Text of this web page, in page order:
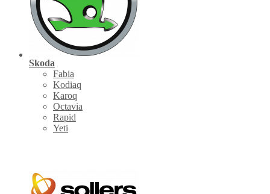
Skoda
Fabia
Kodiaq
Karoq
Octavia
Rapid
Yeti